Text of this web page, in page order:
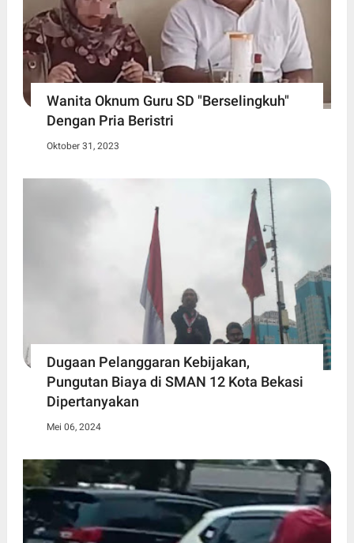
Wanita Oknum Guru SD "Berselingkuh"
Dengan Pria Beristri
Oktober 31, 2023
Dugaan Pelanggaran Kebijakan,
Pungutan Biaya di SMAN 12 Kota Bekasi
Dipertanyakan
Mei 06, 2024